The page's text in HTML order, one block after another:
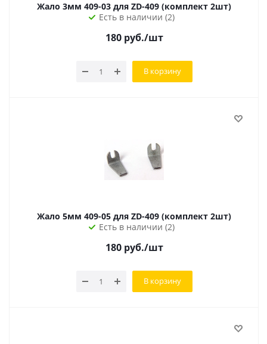
Жало 3мм 409-03 для ZD-409 (комплект 2шт)
Есть в наличии (2)
180руб./шт
В корзину
Жало 5мм 409-05 для ZD-409 (комплект 2шт)
Есть в наличии (2)
180руб./шт
В корзину